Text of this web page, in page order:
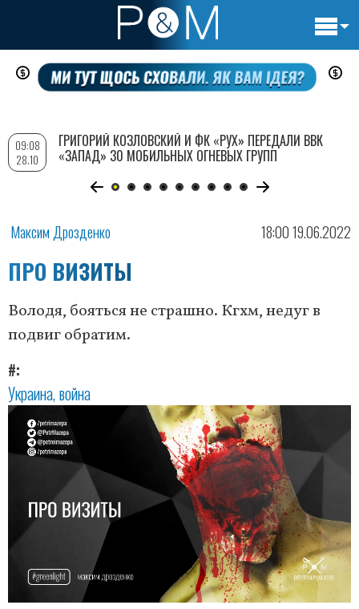
Перейти
содержанию
Максим Дрозденко 18:00 19.06.2022
ПРО ВИЗИТЫ
Володя, бояться не страшно. Кгхм, недуг в
подвиг обратим.
#
Украина война
09:08
28.10
ГРИГОРИЙ КОЗЛОВСКИЙ И ФК «РУХ» ПЕРЕДАЛИ ВВК
«ЗАПАД» 30 МОБИЛЬНЫХ ОГНЕВЫХ ГРУПП